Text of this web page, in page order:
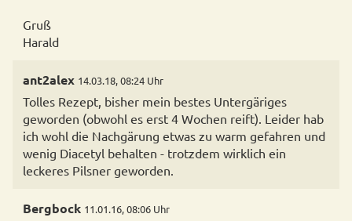
Gruß
Harald
ant2alex 14.03.18, 08:24 Uhr
Tolles Rezept, bisher mein bestes Untergäriges
geworden (obwohl es erst 4 Wochen reift). Leider hab
ich wohl die Nachgärung etwas zu warm gefahren und
wenig Diacetyl behalten - trotzdem wirklich ein
leckeres Pilsner geworden.
Bergbock 11.01.16, 08:06 Uhr